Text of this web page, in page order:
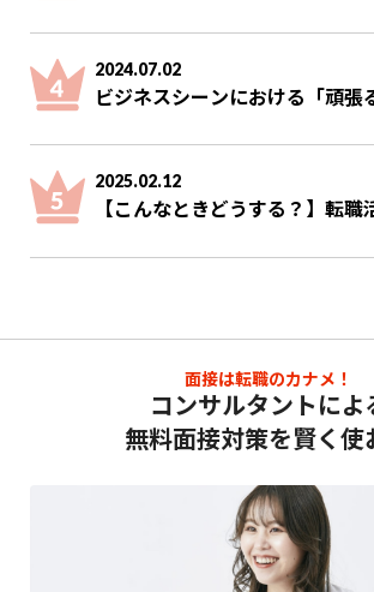
2024.07.02
ビジネスシーンにおける「頑張
2025.02.12
【こんなときどうする？】転
面接は転職のカナメ！
コンサルタントによ
無料面接対策を賢く使